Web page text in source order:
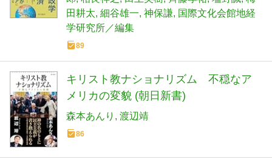
田耕太 細谷雄一 神保謙 国際文化会館地経
学研究所／編集
89
キリスト教ナショナリズム 不穏なア
メリカの変貌 (朝日新書)
森本あんり 渡辺靖
86